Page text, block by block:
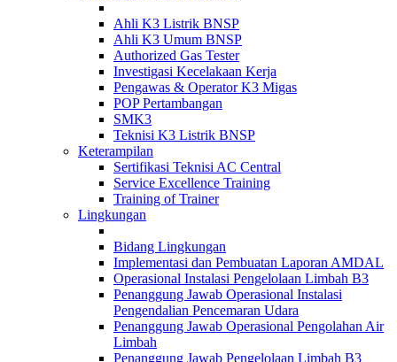
Ahli K3 Listrik BNSP
Ahli K3 Umum BNSP
Authorized Gas Tester
Investigasi Kecelakaan Kerja
Pengawas & Operator K3 Migas
POP Pertambangan
SMK3
Teknisi K3 Listrik BNSP
Keterampilan
Sertifikasi Teknisi AC Central
Service Excellence Training
Training of Trainer
Lingkungan
Bidang Lingkungan
Implementasi dan Pembuatan Laporan AMDAL
Operasional Instalasi Pengelolaan Limbah B3
Penanggung Jawab Operasional Instalasi
Pengendalian Pencemaran Udara
Penanggung Jawab Operasional Pengolahan Air
Limbah
Penanggung Jawab Pengelolaan Limbah B3